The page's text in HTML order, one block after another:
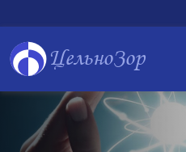
ЦельноЗор